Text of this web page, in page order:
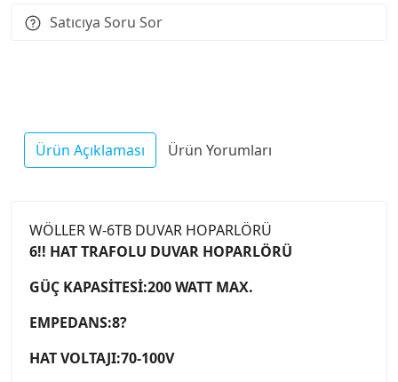
Satıcıya Soru Sor
Ürün Açıklaması Ürün Yorumları
WÖLLER W-6TB DUVAR HOPARLÖRÜ
6!! HAT TRAFOLU DUVAR HOPARLÖRÜ
GÜÇ KAPASİTESİ:200 WATT MAX.
EMPEDANS:8?
HAT VOLTAJI:70-100V